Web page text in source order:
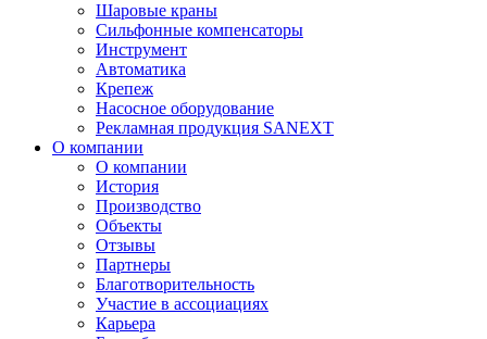
Шаровые краны
Сильфонные компенсаторы
Инструмент
Автоматика
Крепеж
Насосное оборудование
Рекламная продукция SANEXT
О компании
О компании
История
Производство
Объекты
Отзывы
Партнеры
Благотворительность
Участие в ассоциациях
Карьера